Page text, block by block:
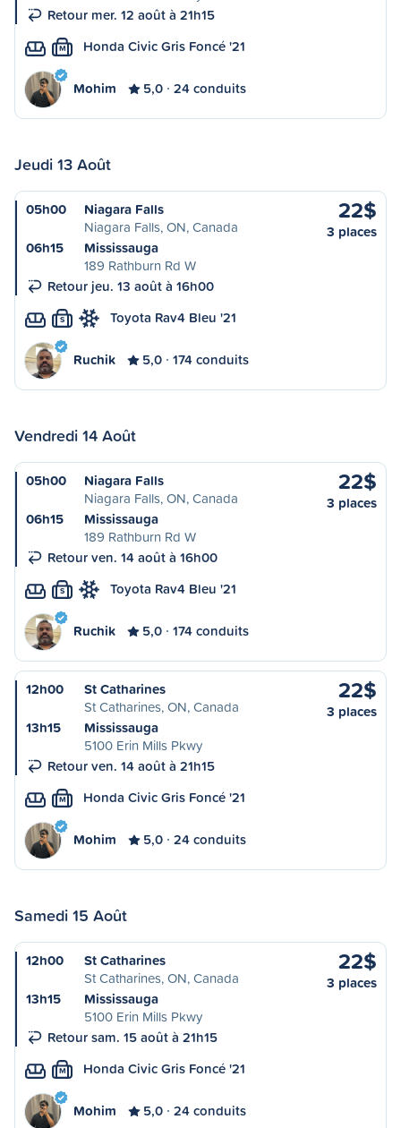
Retour mer. 12 août à 21h15
M Honda Civic Gris Foncé '21
Mohim 5,0 24 conduits
Jeudi 13 Août
05h00
Niagara Falls
Niagara Falls, ON, Canada
06h15
Mississauga
189 Rathburn Rd W
Retour jeu. 13 août à 16h00
22$
3 places
S Toyota Rav4 Bleu '21
Ruchik 5,0 174 conduits
Vendredi 14 Août
05h00
Niagara Falls
Niagara Falls, ON, Canada
06h15
Mississauga
189 Rathburn Rd W
Retour ven. 14 août à 16h00
22$
3 places
S Toyota Rav4 Bleu '21
Ruchik 5,0 174 conduits
12h00
St Catharines
St Catharines, ON, Canada
13h15
Mississauga
5100 Erin Mills Pkwy
Retour ven. 14 août à 21h15
22$
3 places
M Honda Civic Gris Foncé '21
Mohim 5,0 24 conduits
Samedi 15 Août
12h00
St Catharines
St Catharines, ON, Canada
13h15
Mississauga
5100 Erin Mills Pkwy
Retour sam. 15 août à 21h15
22$
3 places
M Honda Civic Gris Foncé '21
Mohim 5,0 24 conduits